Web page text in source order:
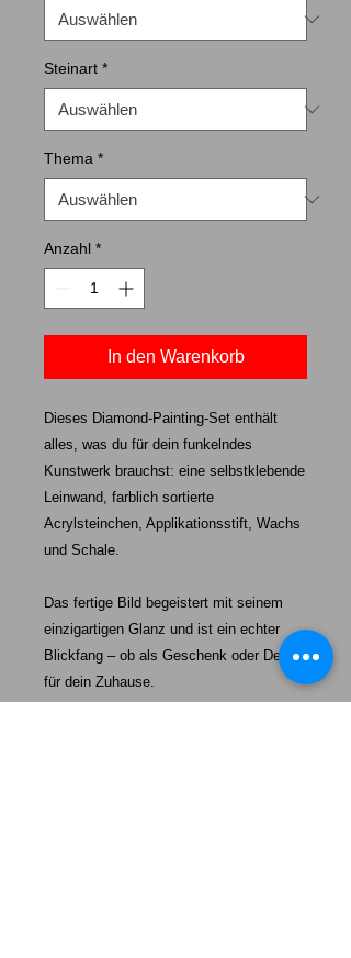
Steinart *
Thema *
Anzahl *
In den Warenkorb
Dieses Diamond-Painting-Set enthält
alles, was du für dein funkelndes
Kunstwerk brauchst: eine selbstklebende
Leinwand, farblich sortierte
Acrylsteinchen, Applikationsstift, Wachs
und Schale.
Das fertige Bild begeistert mit seinem
einzigartigen Glanz und ist ein echter
Blickfang – ob als Geschenk oder Deko
für dein Zuhause.